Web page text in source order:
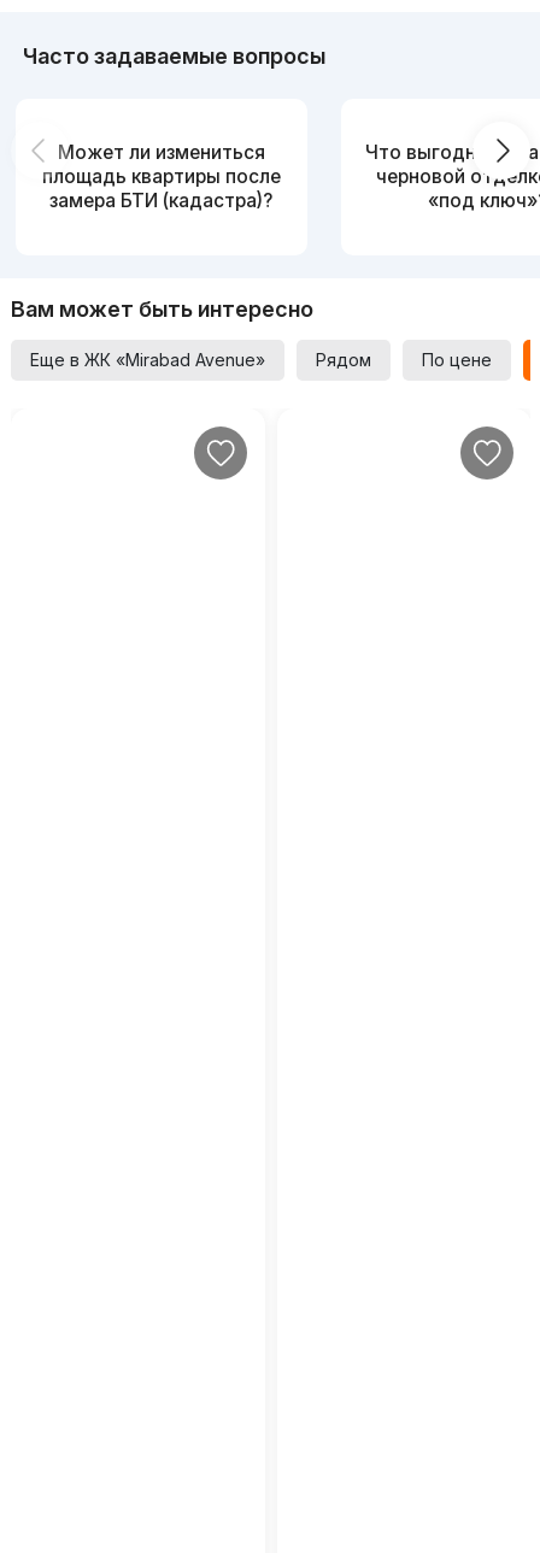
Часто задаваемые вопросы
Может ли измениться
площадь квартиры после
замера БТИ (кадастра)?
Что выгоднее:
черновой
«под
Вам может быть интересно
Еще в ЖК «Mirabad Avenue» Рядом По цене